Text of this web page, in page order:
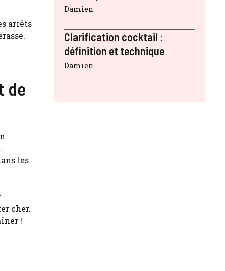
arrêts
de
les
cher.
!
Damien
Clarification cocktail :
définition et technique
Damien